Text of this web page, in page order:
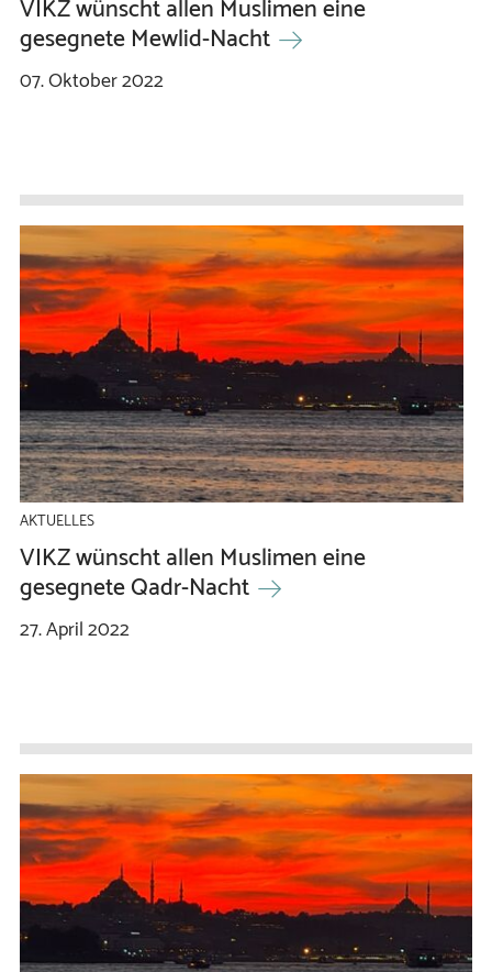
VIKZ wünscht allen Muslimen eine
gesegnete Mewlid-Nacht
07.Oktober2022
AKTUELLES
VIKZ wünscht allen Muslimen eine
gesegnete Qadr-Nacht
27.April2022